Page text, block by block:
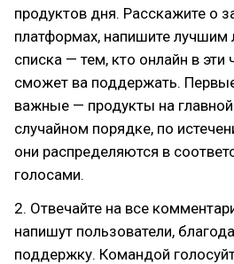
продуктов дня. Расскажите о
платформах, напишите
списка — тем, кто онлайн в эти
сможет ва поддержать.
важные — продукты на
случайном порядке, по
они распределяются в
голосами.
2. Отвечайте на все
напишут пользователи,
поддержку. Командой